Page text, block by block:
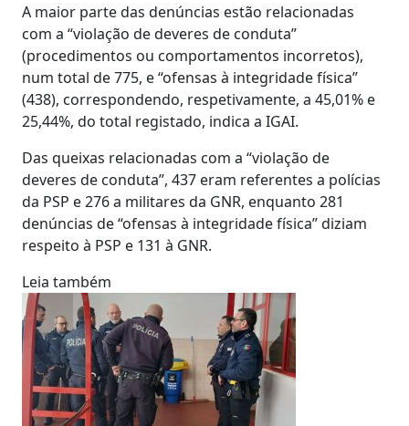
A maior parte das denúncias estão relacionadas
com a “violação de deveres de conduta”
(procedimentos ou comportamentos incorretos),
num total de 775, e “ofensas à integridade física”
(438), correspondendo, respetivamente, a 45,01% e
25,44%, do total registado, indica a IGAI.
Das queixas relacionadas com a “violação de
deveres de conduta”, 437 eram referentes a polícias
da PSP e 276 a militares da GNR, enquanto 281
denúncias de “ofensas à integridade física” diziam
respeito à PSP e 131 à GNR.
Leia também